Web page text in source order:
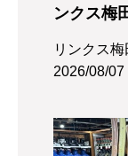
ンクス梅
リンクス
2026/08/07